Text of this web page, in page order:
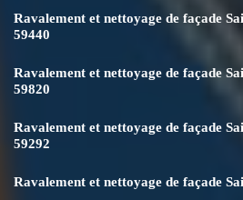
Ravalement et nettoyage de façade
59440
Ravalement et nettoyage de façade
59820
Ravalement et nettoyage de façade
59292
Ravalement et nettoyage de façade